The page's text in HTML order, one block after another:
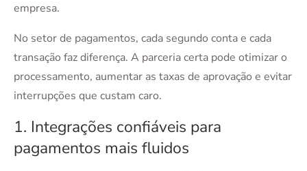
empresa.
No setor de pagamentos, cada segundo conta e cada
transação faz diferença. A parceria certa pode otimizar o
processamento, aumentar as taxas de aprovação e evitar
interrupções que custam caro.
1. Integrações confiáveis para
pagamentos mais fluidos